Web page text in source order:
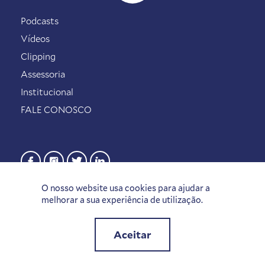
O nosso website usa cookies para ajudar a
melhorar a sua experiência de utilização.
Aceitar
Podcasts
Vídeos
Clipping
Assessoria
Institucional
FALE CONOSCO